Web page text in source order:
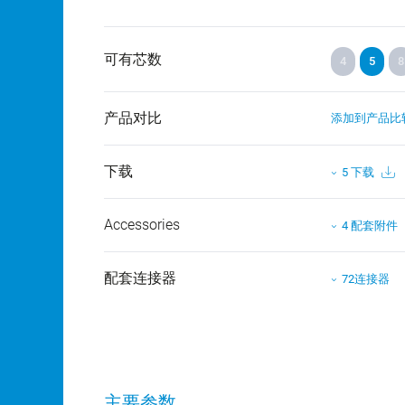
可有芯数 4 5 8
产品对比 添加到产品比
下载 5 下载
Accessories 4 配套附件
配套连接器 72连接器